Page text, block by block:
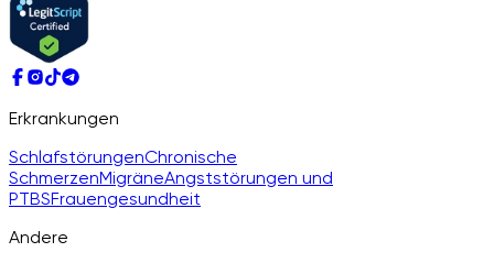
Erkrankungen
SchlafstörungenChronische
SchmerzenMigräneAngststörungen und
PTBSFrauengesundheit
Andere